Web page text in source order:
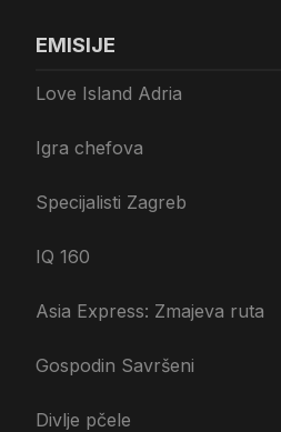
EMISIJE
Love Island Adria
Igra chefova
Specijalisti Zagreb
IQ 160
Asia Express: Zmajeva ruta
Gospodin Savršeni
Divlje pčele